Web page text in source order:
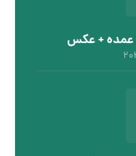
عمده + عکس